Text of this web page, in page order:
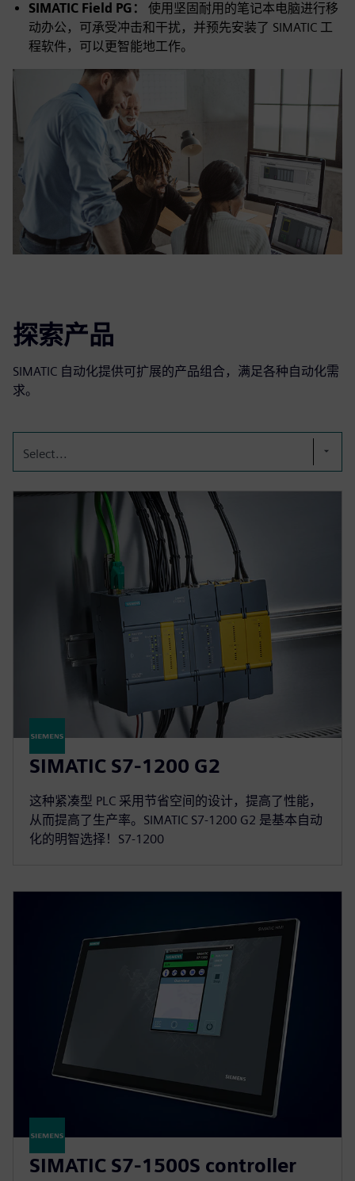
SIMATIC Field PG：
使用坚固耐用的笔记本电脑进行移
动办公，可承受冲击和干扰，并预先安装了 SIMATIC 工
程软件，可以更智能地工作。
探索产品
SIMATIC 自动化提供可扩展的产品组合，满足各种自动化需
求。
Select...
SIMATIC S7-1200 G2
这种紧凑型 PLC 采用节省空间的设计，提高了性能，
从而提高了生产率。SIMATIC S7-1200 G2 是基本自动
化的明智选择！S7-1200
SIMATIC S7-1500S controller